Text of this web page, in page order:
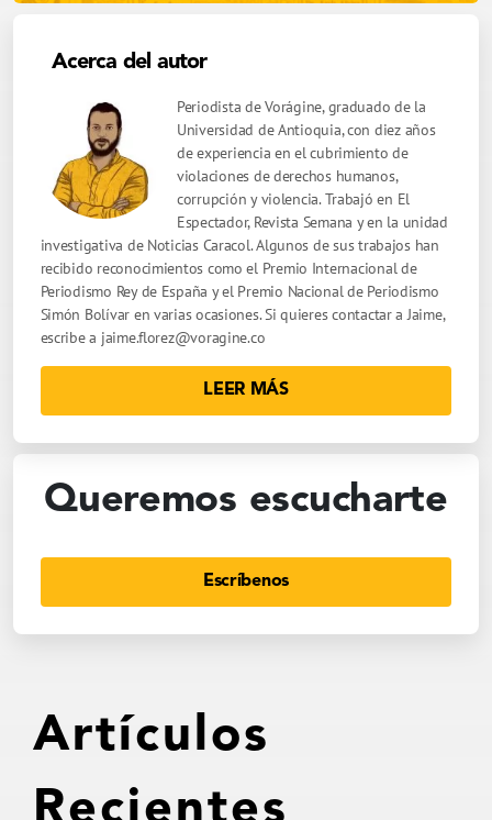
Acerca del autor
Periodista de Vorágine, graduado de la
Universidad de Antioquia, con diez años
de experiencia en el cubrimiento de
violaciones de derechos humanos,
corrupción y violencia. Trabajó en El
Espectador, Revista Semana y en la unidad
investigativa de Noticias Caracol. Algunos de sus trabajos han
recibido reconocimientos como el Premio Internacional de
Periodismo Rey de España y el Premio Nacional de Periodismo
Simón Bolívar en varias ocasiones. Si quieres contactar a Jaime,
escribe a jaime.florez@voragine.co
LEER MÁS
Queremos escucharte
Escríbenos
Artículos